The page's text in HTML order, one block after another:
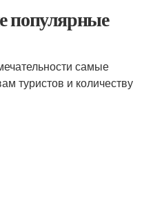
популярные
самые
туристов и количеству